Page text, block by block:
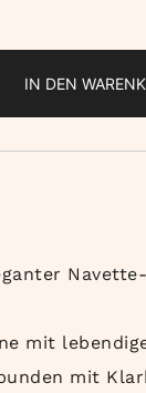
IN DEN
mit
mit